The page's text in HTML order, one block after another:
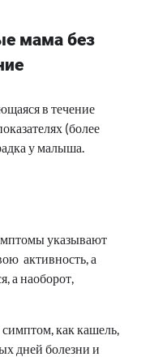
мама без
в течение
(более
у малыша.
указывают
активность, а
а наоборот,
как кашель,
дней болезни и